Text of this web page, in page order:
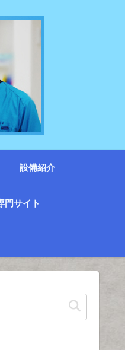
設備紹介
門サイト